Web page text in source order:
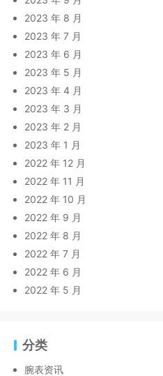
2023 年 8 月
2023 年 7 月
2023 年 6 月
2023 年 5 月
2023 年 4 月
2023 年 3 月
2023 年 2 月
2023 年 1 月
2022 年 12 月
2022 年 11 月
2022 年 10 月
2022 年 9 月
2022 年 8 月
2022 年 7 月
2022 年 6 月
2022 年 5 月
分类
腕表资讯